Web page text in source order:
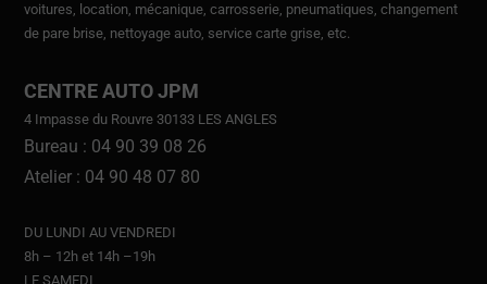
voitures, location, mécanique, carrosserie, pneumatiques, changement
de pare brise, nettoyage auto, service carte grise, etc.
CENTRE AUTO JPM
4 Impasse du Rouvre 30133 LES ANGLES
Bureau : 04 90 39 08 26
Atelier : 04 90 48 07 80
DU LUNDI AU VENDREDI
8h – 12h et 14h –19h
LE SAMEDI